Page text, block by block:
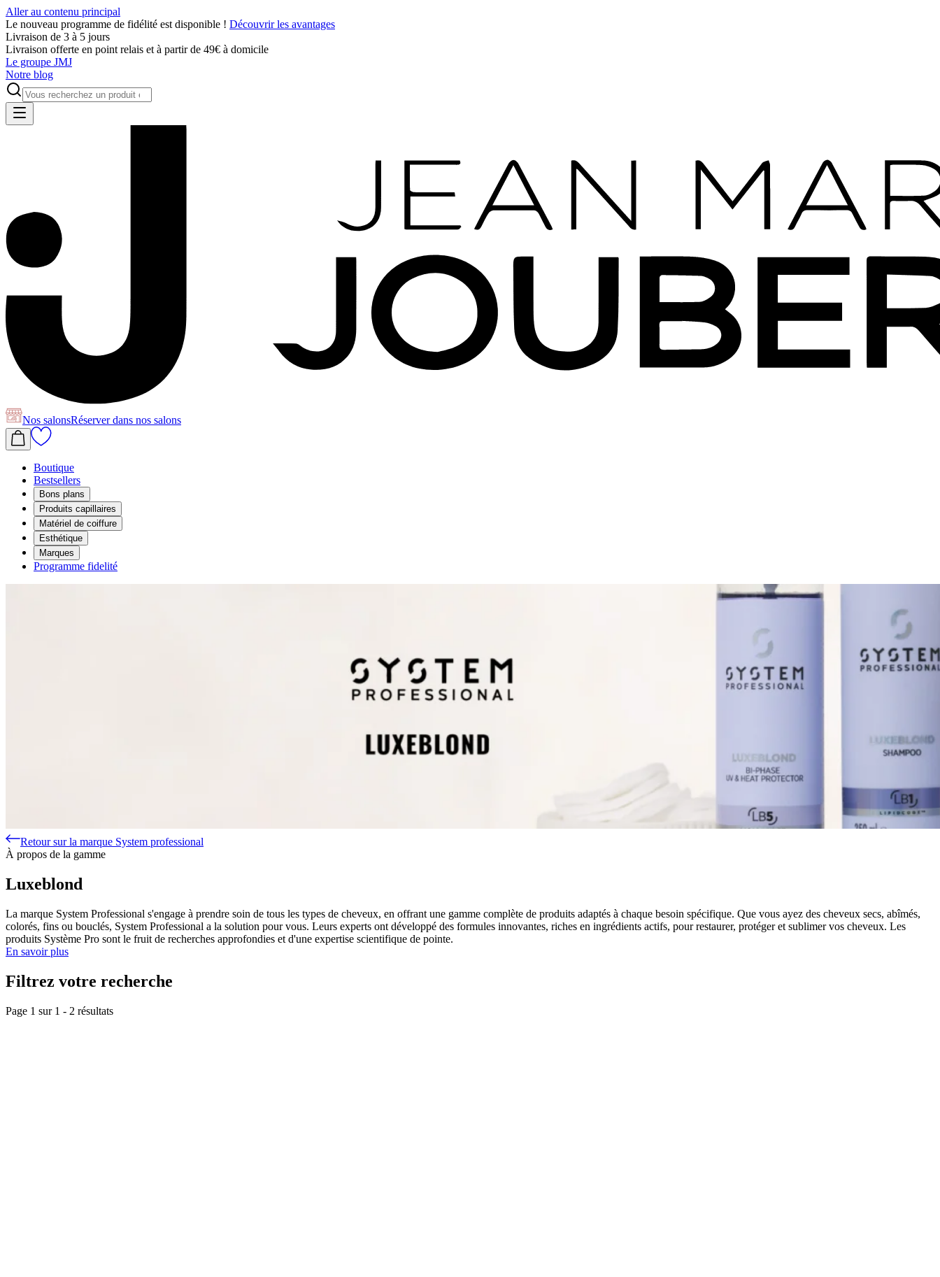
Aller au contenu principal
Le nouveau programme de fidélité est disponible ! Découvrir les avantages
Livraison de 3 à 5 jours
Livraison offerte en point relais et à partir de 49€ à domicile
Le groupe JMJ
Notre blog
Nos salonsRéserverdans nos salons
Boutique
Bestsellers
Bons plans
Produits capillaires
Matériel de coiffure
Esthétique
Marques
Programme fidelité
Retour sur la marque System professional
À propos de la gamme
Luxeblond
La marque System Professional s'engage à prendre soin de tous les types de cheveux, en offrant une gamme complète de produits adaptés à chaque besoin spécifique. Que vous ayez des cheveux secs, abîmés,
colorés, fins ou bouclés, System Professional a la solution pour vous. Leurs experts ont développé des formules innovantes, riches en ingrédients actifs, pour restaurer, protéger et sublimer vos cheveux. Les
produits Système Pro sont le fruit de recherches approfondies et d'une expertise scientifique de pointe.
En savoir plus
Filtrez votre recherche
Page 1 sur 1 - 2 résultats